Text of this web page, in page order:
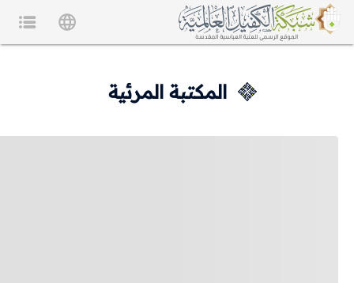
المكتبة المرئية